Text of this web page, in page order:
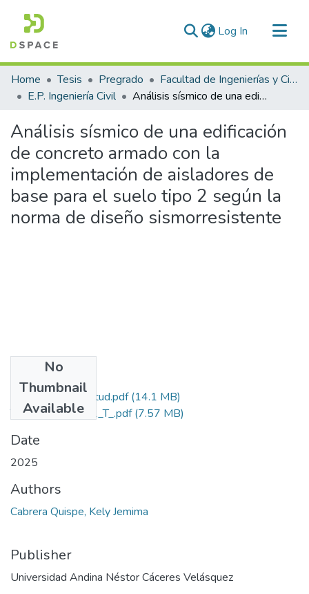
Log In (current)
Communities & Collections
All of DSpace
Home Tesis Pregrado
Facultad de Ingenierías y Ciencias Puras
E.P. Ingeniería Civil
Análisis sísmico de una edificación de concreto armado con la implementación de aisladores de base para el suelo tipo 2 según la norma de diseño sismorresistente
Análisis sísmico de una edificación
de concreto armado con la
implementación de aisladores de
base para el suelo tipo 2 según la
norma de diseño sismorresistente
No
Thumbnail
Available
Grado de Similitud.pdf(14.1 MB)
T036_74581992_T_.pdf(7.57 MB)
Date
2025
Authors
Cabrera Quispe, Kely Jemima
Publisher
Universidad Andina Néstor Cáceres Velásquez